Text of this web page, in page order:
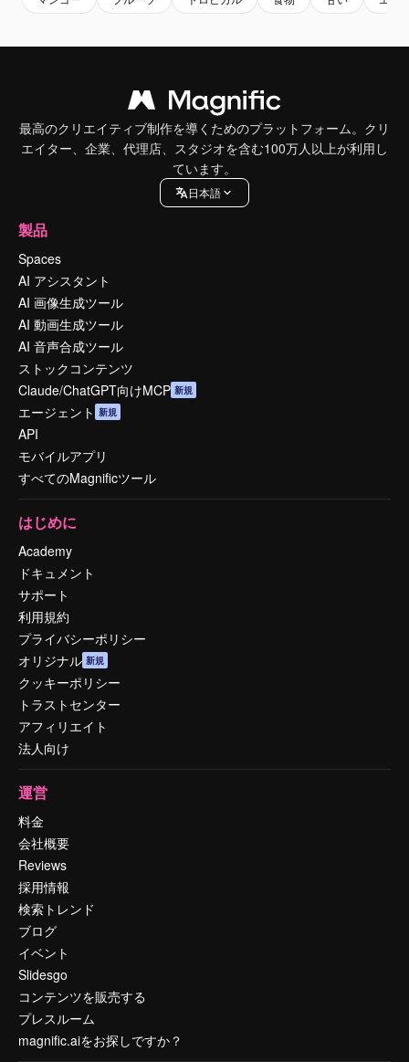
最高のクリエイティブ制作を導くためのプラットフォーム。クリ
エイター、企業、代理店、スタジオを含む100万人以上が利用し
ています。
日本語
製品
Spaces
AI アシスタント
AI 画像生成ツール
AI 動画生成ツール
AI 音声合成ツール
ストックコンテンツ
Claude/ChatGPT向けMCP 新規
エージェント 新規
API
モバイルアプリ
すべてのMagnificツール
はじめに
Academy
ドキュメント
サポート
利用規約
プライバシーポリシー
オリジナル 新規
クッキーポリシー
トラストセンター
アフィリエイト
法人向け
運営
料金
会社概要
Reviews
採用情報
検索トレンド
ブログ
イベント
Slidesgo
コンテンツを販売する
プレスルーム
magnific.aiをお探しですか？